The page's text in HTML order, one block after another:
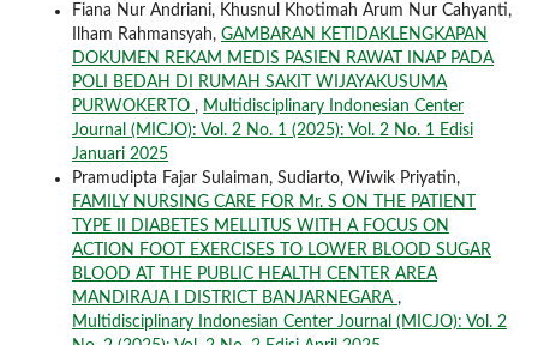
Fiana Nur Andriani, Khusnul Khotimah Arum Nur Cahyanti,
Ilham Rahmansyah, GAMBARAN KETIDAKLENGKAPAN
DOKUMEN REKAM MEDIS PASIEN RAWAT INAP PADA
POLI BEDAH DI RUMAH SAKIT WIJAYAKUSUMA
PURWOKERTO , Multidisciplinary Indonesian Center
Journal (MICJO): Vol. 2 No. 1 (2025): Vol. 2 No. 1 Edisi
Januari 2025
Pramudipta Fajar Sulaiman, Sudiarto, Wiwik Priyatin,
FAMILY NURSING CARE FOR Mr. S ON THE PATIENT
TYPE II DIABETES MELLITUS WITH A FOCUS ON
ACTION FOOT EXERCISES TO LOWER BLOOD SUGAR
BLOOD AT THE PUBLIC HEALTH CENTER AREA
MANDIRAJA I DISTRICT BANJARNEGARA ,
Multidisciplinary Indonesian Center Journal (MICJO): Vol. 2